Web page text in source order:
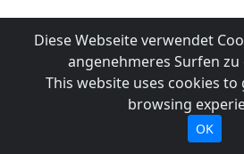
Diese Webseite verwendet
angenehmeres Surfen
This website uses cookies
browsing
OK